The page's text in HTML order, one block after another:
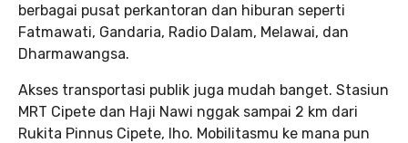
berbagai pusat perkantoran dan hiburan seperti
Fatmawati, Gandaria, Radio Dalam, Melawai, dan
Dharmawangsa.
Akses transportasi publik juga mudah banget. Stasiun
MRT Cipete dan Haji Nawi nggak sampai 2 km dari
Rukita Pinnus Cipete, lho. Mobilitasmu ke mana pun